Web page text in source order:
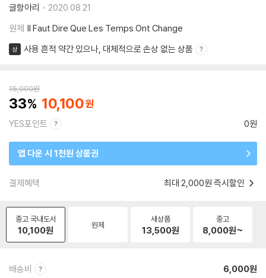
글항아리
2020.08.21.
원제 Il Faut Dire Que Les Temps Ont Change
상 사용 흔적 약간 있으나, 대체적으로 손상 없는 상품
15,000원
33 10,100
YES포인트 0원
앱 다운 시 1천원 상품권
결제혜택 최대 2,000원 즉시할인
중고 국내도서
10,100원 원제
새상품
13,500원
중고
8,000원~
배송비 6,000원